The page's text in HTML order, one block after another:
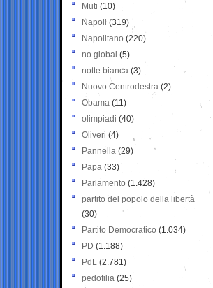
Muti (10)
Napoli (319)
Napolitano (220)
no global (5)
notte bianca (3)
Nuovo Centrodestra (2)
Obama (11)
olimpiadi (40)
Oliveri (4)
Pannella (29)
Papa (33)
Parlamento (1.428)
partito del popolo della libertà
(30)
Partito Democratico (1.034)
PD (1.188)
PdL (2.781)
pedofilia (25)